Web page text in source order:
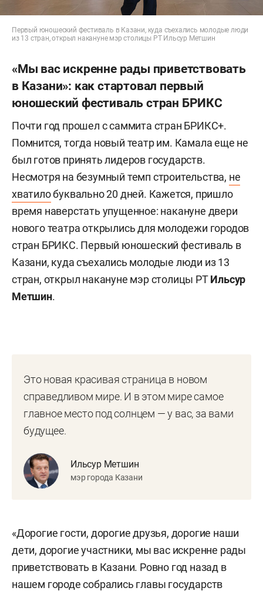
Первый юношеский фестиваль в Казани, куда съехались молодые люди
из 13 стран, открыл накануне мэр столицы РТ Ильсур Метшин
«Мы вас искренне рады приветствовать
в Казани»: как стартовал первый
юношеский фестиваль стран БРИКС
Почти год прошел с саммита стран БРИКС+.
Помнится, тогда новый театр им. Камала еще не
был готов принять лидеров государств.
Несмотря на безумный темп строительства, не
хватилобуквально 20 дней. Кажется, пришло
время наверстать упущенное: накануне двери
нового театра открылись для молодежи городов
стран БРИКС. Первый юношеский фестиваль в
Казани, куда съехались молодые люди из 13
стран, открыл накануне мэр столицы РТИльсур
Метшин.
Это новая красивая страница в новом
справедливом мире. И в этом мире самое
главное место под солнцем — у вас, за вами
будущее.
Ильсур Метшин
мэр города Казани
«Дорогие гости, дорогие друзья, дорогие наши
дети, дорогие участники, мы вас искренне рады
приветствовать в Казани. Ровно год назад в
нашем городе собрались главы государств